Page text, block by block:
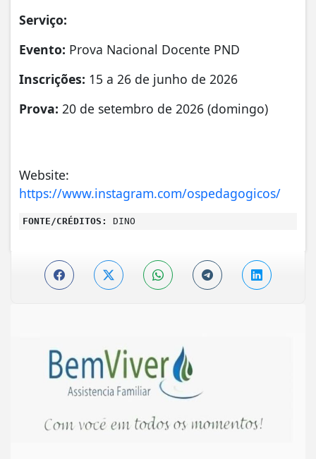
Serviço:
Evento: Prova Nacional Docente PND
Inscrições: 15 a 26 de junho de 2026
Prova: 20 de setembro de 2026 (domingo)
Website:
https://www.instagram.com/ospedagogicos/
FONTE/CRÉDITOS: DINO